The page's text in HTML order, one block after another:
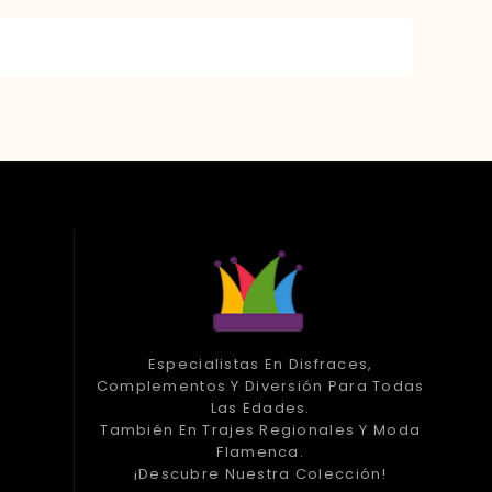
Especialistas En Disfraces,
Complementos Y Diversión Para Todas
Las Edades.
También En Trajes Regionales Y Moda
Flamenca.
¡Descubre Nuestra Colección!